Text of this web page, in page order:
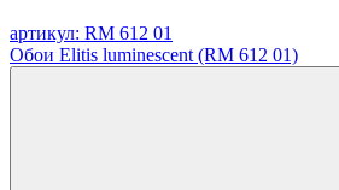
артикул: RM 612 01
Обои Elitis luminescent (RM 612 01)